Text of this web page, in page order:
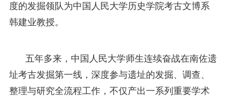
度的发掘领队为中国人民大学历史学院考古文博系
韩建业教授。
五年多来，中国人民大学师生连续奋战在南佐遗
址考古发掘第一线，深度参与遗址的发掘、调查、
整理与研究全流程工作，不仅产出一系列重要学术